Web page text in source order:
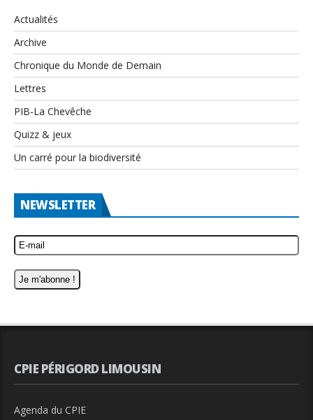
Actualités
Archive
Chronique du Monde de Demain
Lettres
PIB-La Chevêche
Quizz & jeux
Un carré pour la biodiversité
NEWSLETTER
CPIE PÉRIGORD LIMOUSIN
Agenda du CPIE